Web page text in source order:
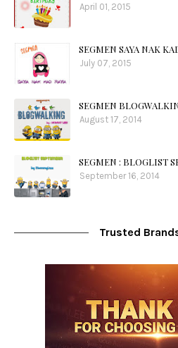
April 01, 2015
SEGMEN SAYA NAK
July 07, 2015
SEGMEN
August 17, 2014
SEGMEN : BLOGLIST
September 16, 2014
Trusted